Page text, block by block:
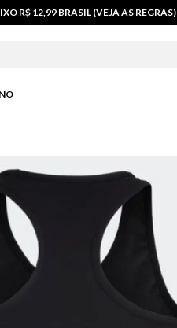
R$ 12,99 BRASIL (VEJA AS REGRAS)